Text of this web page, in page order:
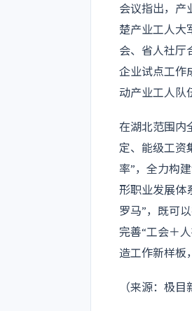
会议指出，产
楚产业工人大
会、省人社厅
企业试点工作
动产业工人队
在湖北范围内
定、能级工资
率”，全力构
形职业发展体
罗马”，既可
完善“工会＋
造工作新样板
（来源：极目